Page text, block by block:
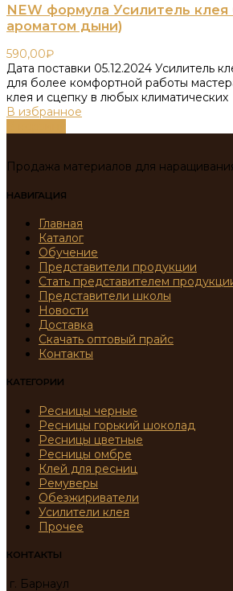
NEW формула Усилитель клея
ароматом дыни)
590,00₽
Дата поставки 05.12.2024 Усилитель
для более комфортной работы
клея и сцепку в любых климатических
В избранное
Продажа материалов для
НАВИГАЦИЯ
Главная
Каталог
Обучение
Представители продукции
Стать представителем
Представители школы
Новости
Доставка
Скачать оптовый прайс
Контакты
КАТЕГОРИИ
Ресницы черные
Ресницы горький шоколад
Ресницы цветные
Ресницы омбре
Клей для ресниц
Ремуверы
Обезжириватели
Усилители клея
Прочее
КОНТАКТЫ
г. Барнаул